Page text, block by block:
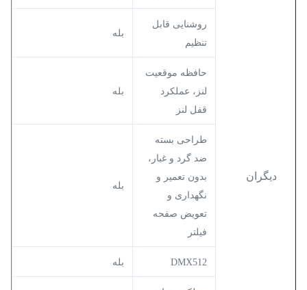
دیگران
روشنایی قابل
تنظیم
بله
حافظه موقعیت
لنز، عملکرد
قفل لنز
بله
طراحی بسته
ضد گرد و غبار،
بدون تعمیر و
نگهداری و
تعویض صفحه
فیلتر
بله
DMX512 بله